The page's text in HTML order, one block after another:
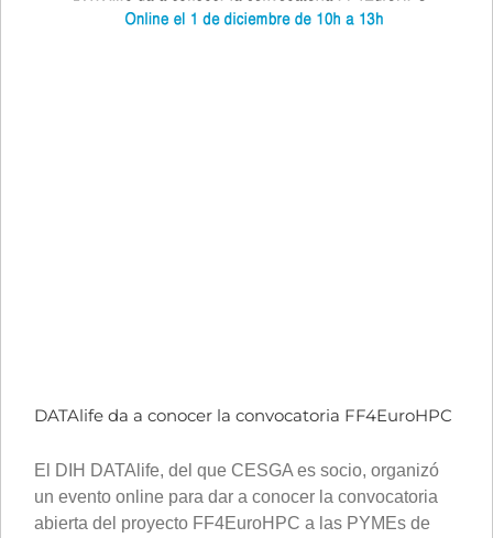
DATAlife da a conocer la convocatoria FF4EuroHPC
El DIH DATAlife, del que CESGA es socio, organizó
un evento online para dar a conocer la convocatoria
abierta del proyecto FF4EuroHPC a las PYMEs de